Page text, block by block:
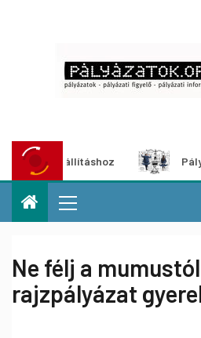
kiállításhoz Pályázat a
Ne félj a
rajzpályázat